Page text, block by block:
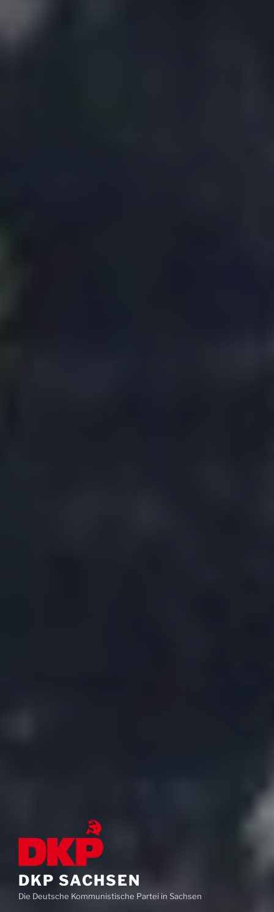
DKP SACHSEN
Die Deutsche Kommunistische Partei in Sachsen